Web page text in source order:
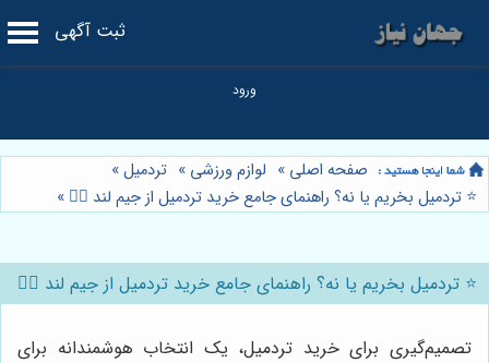
ثبت آگهی
صفحه اصلی » لوازم ورزشی » تردمیل»
⭐️ تردمیل بخریم یا نه؟ راهنمای جامع خرید تردمیل از جیم لند 🏃‍♀️ »
⭐️ تردمیل بخریم یا نه؟ راهنمای جامع خرید تردمیل از جیم لند 🏃‍♀️
تصمیم‌گیری برای خرید تردمیل، یک انتخاب هوشمندانه برای